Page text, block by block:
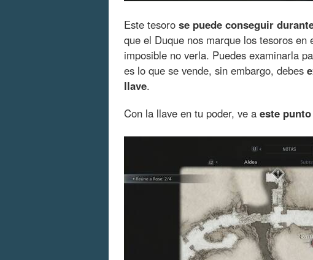
Este tesoro se puede conseguir
que el Duque nos marque los tesoros en
imposible no verla. Puedes examinarla
es lo que se vende, sin embargo, debes
llave.
Con la llave en tu poder, ve a este